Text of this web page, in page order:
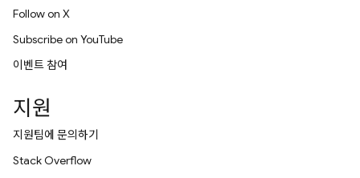
Follow on X
Subscribe on YouTube
이벤트 참여
지원
지원팀에 문의하기
Stack Overflow